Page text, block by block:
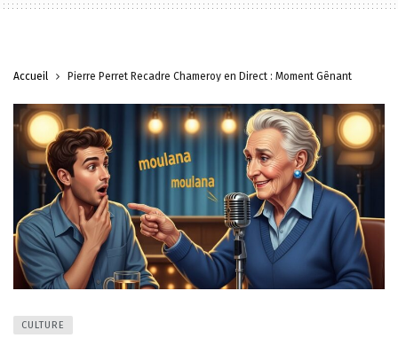
Accueil Pierre Perret Recadre Chameroy en Direct : Moment Gênant
CULTURE